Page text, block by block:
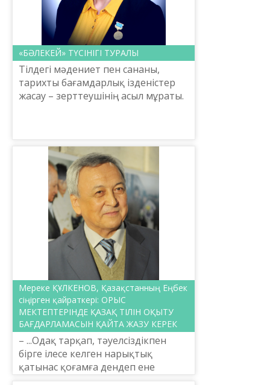
«БӘЛЕКЕЙ» ТҮСІНІГІ ТУРАЛЫ
Тілдегі мәдениет пен сананы,
тарихты бағамдарлық ізденістер
жасау – зерттеушінің асыл мұраты.
Мереке ҚҰЛКЕНОВ, Қазақстанның Еңбек
сіңірген қайраткері: ОРЫС
МЕКТЕПТЕРІНДЕ ҚАЗАҚ ТІЛІН ОҚЫТУ
БАҒДАРЛАМАСЫН ҚАЙТА ЖАЗУ КЕРЕК
– ...Одақ тарқап, тәуелсіздікпен
бірге ілесе келген нарықтық
қатынас қоғамға дендеп ене